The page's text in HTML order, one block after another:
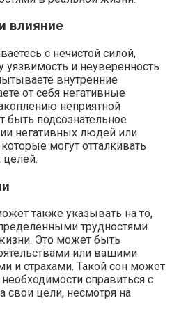
влияние
с нечистой силой,
и неуверенность
внутренние
от себя негативные
неприятной
быть подсознательное
негативных людей или
могут отталкивать
также указывать на то,
трудностями
Это может быть
или вашими
и страхами. Такой сон может
справиться с
свои цели, несмотря на